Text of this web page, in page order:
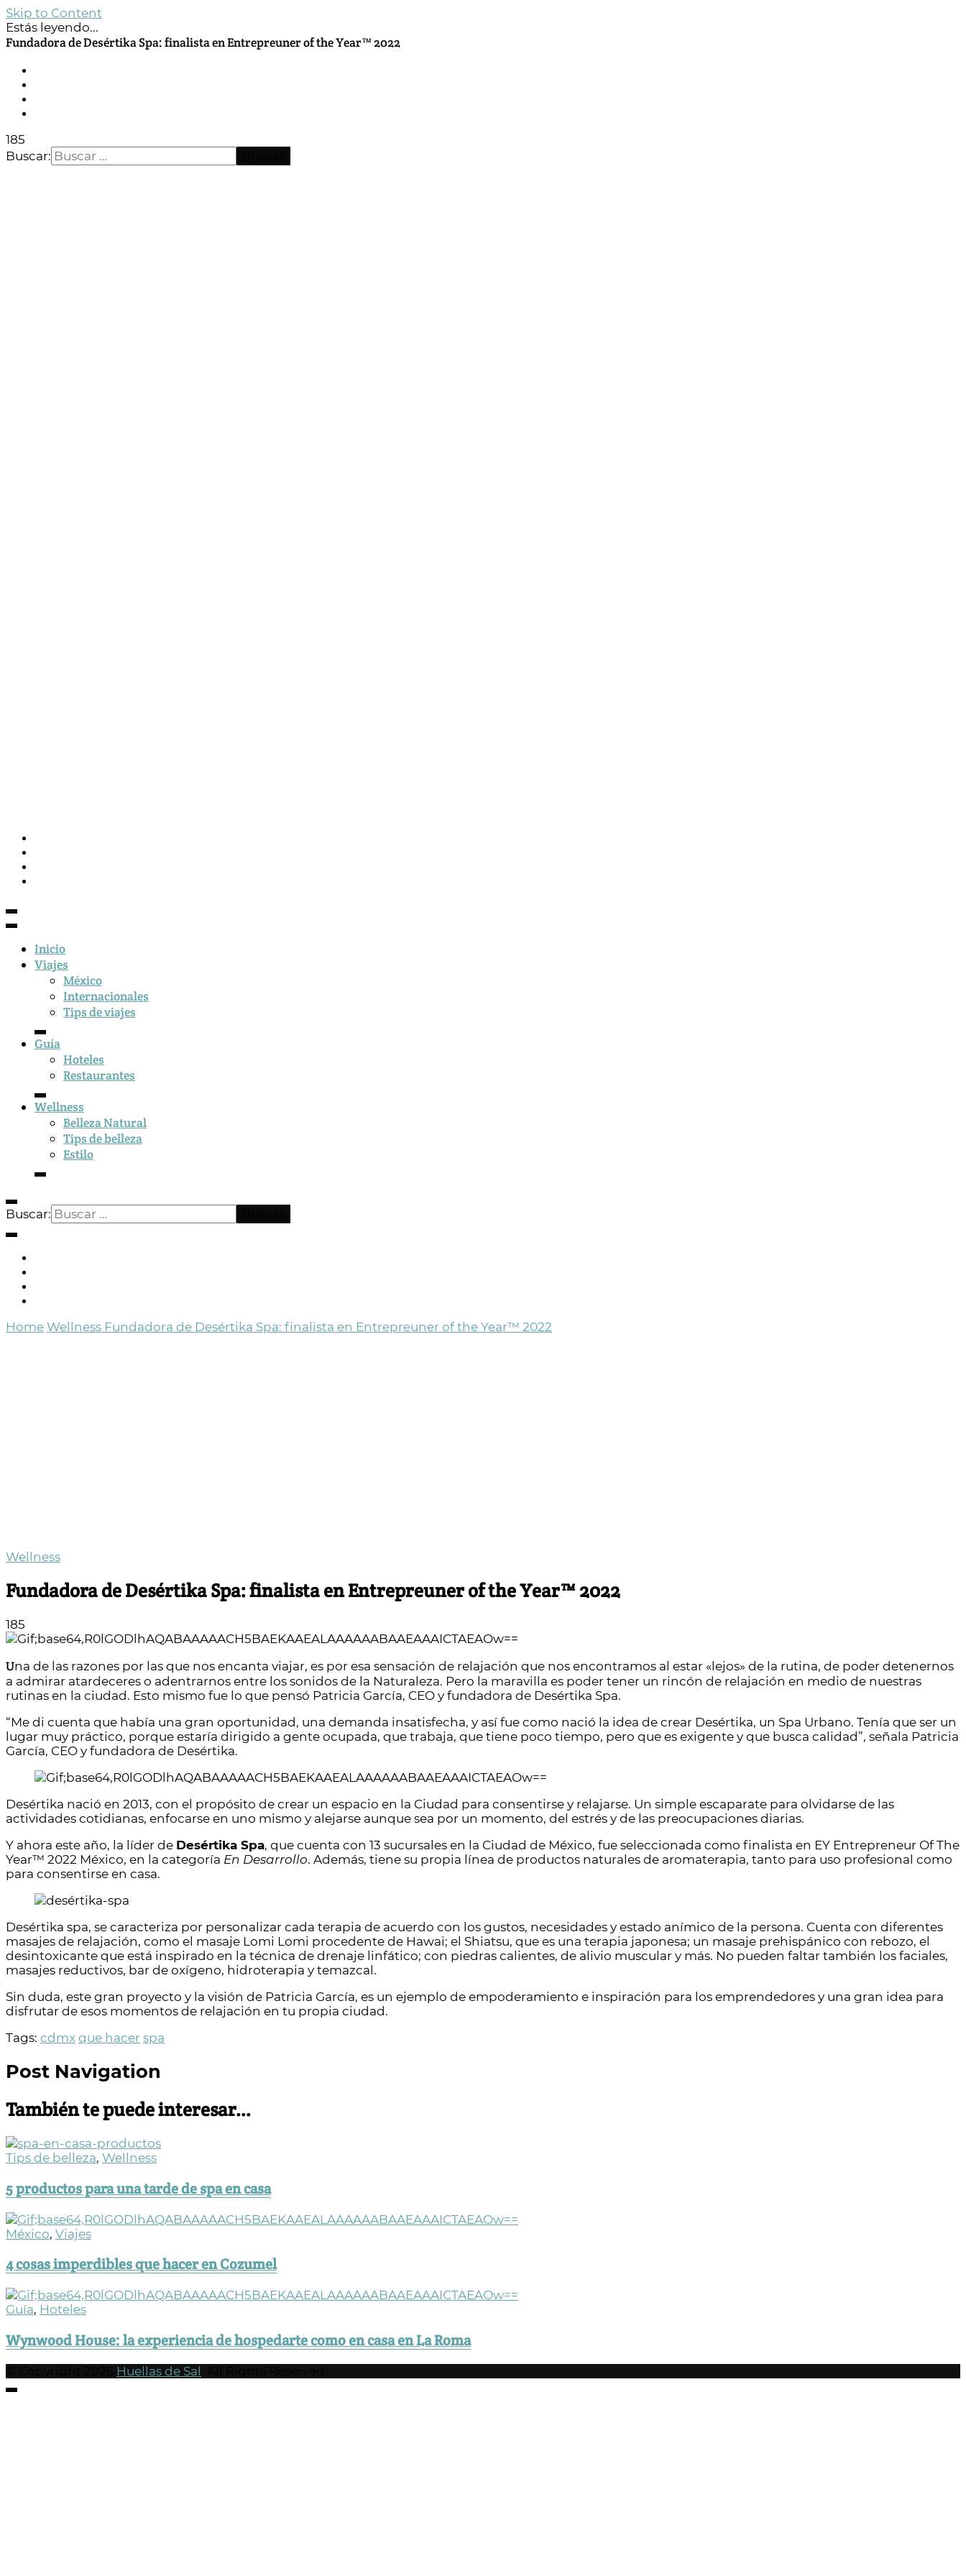
Skip to Content
Huellas de Sal
Estás leyendo...
Fundadora de Desértika Spa: finalista en Entrepreuner of the Year™ 2022
185
Buscar:
Huellas de Sal
Blog de Viajes y Lifestyle
Inicio
Viajes
México
Internacionales
Tips de viajes
Guía
Hoteles
Restaurantes
Wellness
Belleza Natural
Tips de belleza
Estilo
Buscar:
Home Wellness Fundadora de Desértika Spa: finalista en Entrepreuner of the Year™ 2022
Wellness
Fundadora de Desértika Spa: finalista en Entrepreuner of the Year™ 2022
185
Una de las razones por las que nos encanta viajar, es por esa sensación de relajación que nos encontramos al estar «lejos» de la rutina, de poder detenernos
a admirar atardeceres o adentrarnos entre los sonidos de la Naturaleza. Pero la maravilla es poder tener un rincón de relajación en medio de nuestras
rutinas en la ciudad. Esto mismo fue lo que pensó Patricia García, CEO y fundadora de Desértika Spa.
“Me di cuenta que había una gran oportunidad, una demanda insatisfecha, y así fue como nació la idea de crear Desértika, un Spa Urbano. Tenía que ser un
lugar muy práctico, porque estaría dirigido a gente ocupada, que trabaja, que tiene poco tiempo, pero que es exigente y que busca calidad”, señala Patricia
García, CEO y fundadora de Desértika.
Desértika nació en 2013, con el propósito de crear un espacio en la Ciudad para consentirse y relajarse. Un simple escaparate para olvidarse de las
actividades cotidianas, enfocarse en uno mismo y alejarse aunque sea por un momento, del estrés y de las preocupaciones diarias.
Y ahora este año, la líder de Desértika Spa, que cuenta con 13 sucursales en la Ciudad de México, fue seleccionada como finalista en EY Entrepreneur Of The
Year™ 2022 México, en la categoría En Desarrollo. Además, tiene su propia línea de productos naturales de aromaterapia, tanto para uso profesional como
para consentirse en casa.
Desértika spa, se caracteriza por personalizar cada terapia de acuerdo con los gustos, necesidades y estado anímico de la persona. Cuenta con diferentes
masajes de relajación, como el masaje Lomi Lomi procedente de Hawai; el Shiatsu, que es una terapia japonesa; un masaje prehispánico con rebozo, el
desintoxicante que está inspirado en la técnica de drenaje linfático; con piedras calientes, de alivio muscular y más. No pueden faltar también los faciales,
masajes reductivos, bar de oxígeno, hidroterapia y temazcal.
Sin duda, este gran proyecto y la visión de Patricia García, es un ejemplo de empoderamiento e inspiración para los emprendedores y una gran idea para
disfrutar de esos momentos de relajación en tu propia ciudad.
Tags: cdmx que hacer spa
Post Navigation
También te puede interesar...
Tips de belleza, Wellness
5 productos para una tarde de spa en casa
México, Viajes
4 cosas imperdibles que hacer en Cozumel
Guía, Hoteles
Wynwood House: la experiencia de hospedarte como en casa en La Roma
Huellas de Sal